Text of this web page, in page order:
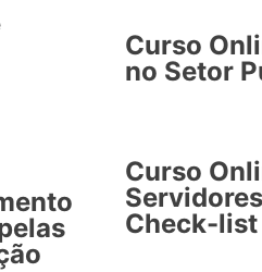
Curso
no Setor
Curso
Check-list